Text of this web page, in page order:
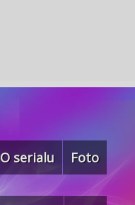
O serialu Foto